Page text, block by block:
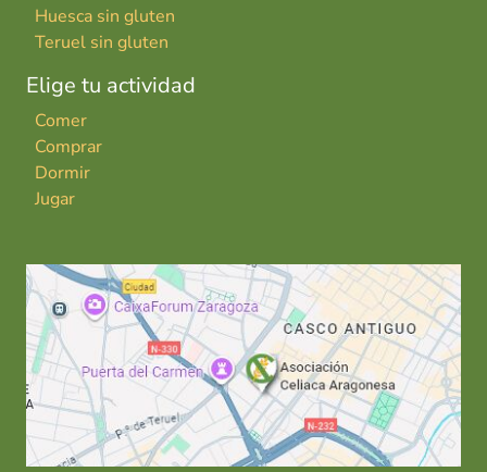
Huesca sin gluten
Teruel sin gluten
Elige tu actividad
Comer
Comprar
Dormir
Jugar